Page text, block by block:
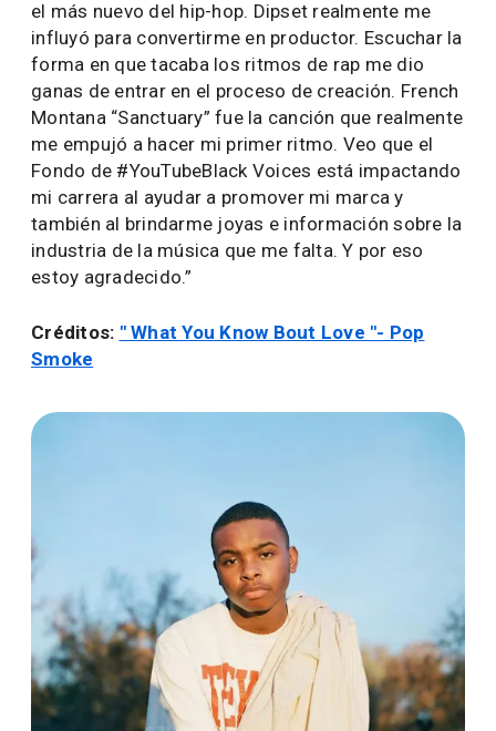
el más nuevo del hip-hop. Dipset realmente me
influyó para convertirme en productor. Escuchar la
forma en que tacaba los ritmos de rap me dio
ganas de entrar en el proceso de creación. French
Montana “Sanctuary” fue la canción que realmente
me empujó a hacer mi primer ritmo. Veo que el
Fondo de #YouTubeBlack Voices está impactando
mi carrera al ayudar a promover mi marca y
también al brindarme joyas e información sobre la
industria de la música que me falta. Y por eso
estoy agradecido.”
Créditos: " What You Know Bout Love "- Pop
Smoke